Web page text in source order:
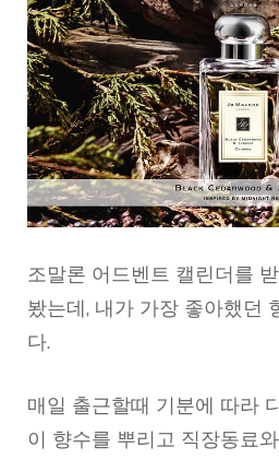
조말론 어드벤트 캘린더를
봤는데, 내가 가장 좋아했던
다.
매일 출근할때 기분에 따라
이 향수를 뿌리고 직장동료